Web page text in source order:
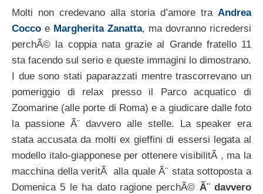
Molti non credevano alla storia d’amore tra Andrea
Cocco e Margherita Zanatta, ma dovranno ricredersi
perchÃ© la coppia nata grazie al Grande fratello 11
sta facendo sul serio e queste immagini lo dimostrano.
I due sono stati paparazzati mentre trascorrevano un
pomeriggio di relax presso il Parco acquatico di
Zoomarine (alle porte di Roma) e a giudicare dalle foto
la passione Ã¨ davvero alle stelle. La speaker era
stata accusata da molti ex gieffini di essersi legata al
modello italo-giapponese per ottenere visibilitÃ , ma la
macchina della veritÃ alla quale Ã¨ stata sottoposta a
Domenica 5 le ha dato ragione perchÃ© Ã¨ davvero